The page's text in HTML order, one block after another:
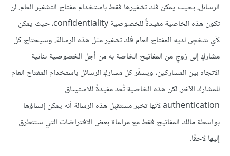
الرسائل، بحيث يمكن فك تشفيرها فقط باستخدام مفتاح التشفير العام. لن
تكون هذه الخاصية مفيدةً للخصوصية confidentiality، حيث يمكن
لأي شخصٍ لديه المفتاح العام فك تشفير مثل هذه الرسالة، وسيحتاج كل
مشاركٍ إلى زوجٍ من المفاتيح الخاصة به من أجل الخصوصية ثنائية
الاتجاه بين المشاركين، ويشفّر كل مشاركٍ الرسائل باستخدام المفتاح العام
للمشارك الآخر. لكن هذه الخاصية تُعد مفيدةً للاستيثاق
authentication لأنها تخبر مستقبِل هذه الرسالة أنه يمكن إنشاؤها
بواسطة مالك المفاتيح فقط مع مراعاة بعض الافتراضات التي سنتطرق
إليها لاحقًا.